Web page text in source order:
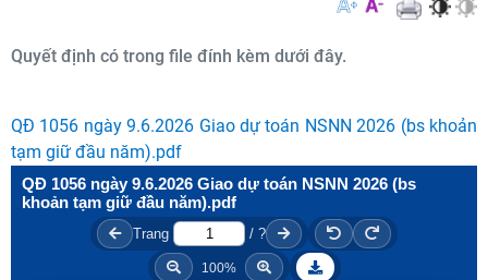
Quyết định có trong file đính kèm dưới đây.
QĐ 1056 ngày 9.6.2026 Giao dự toán NSNN 2026 (bs khoản
tạm giữ đầu năm).pdf